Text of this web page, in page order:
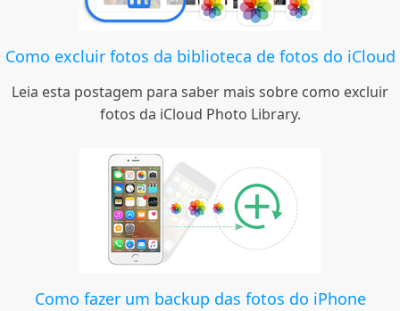
Como excluir fotos da biblioteca de fotos do iCloud
Leia esta postagem para saber mais sobre como excluir
fotos da iCloud Photo Library.
Como fazer um backup das fotos do iPhone